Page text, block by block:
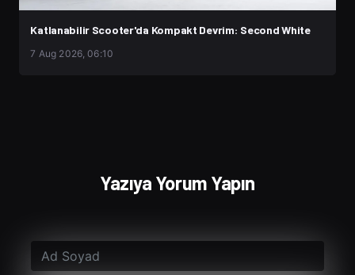
Katlanabilir Scooter'da Kompakt Devrim: Second White
7 Aug 2026, 06:10
Yazıya Yorum Yapın